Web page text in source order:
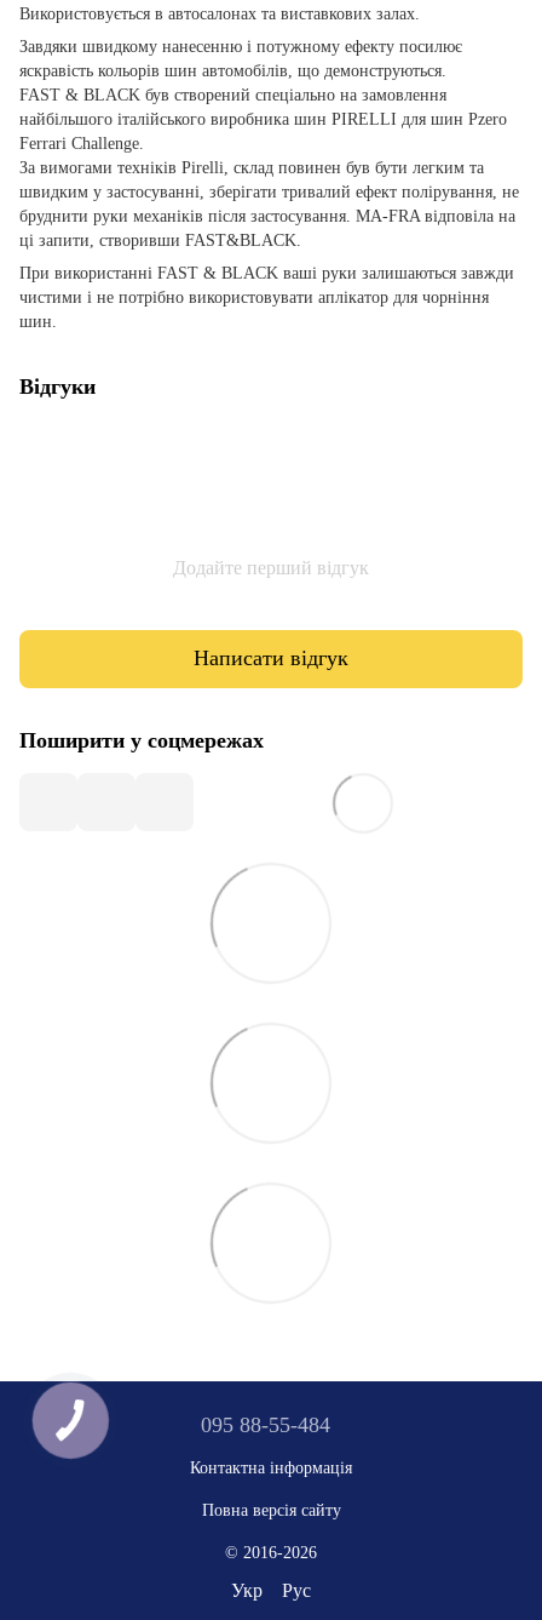
Використовується в автосалонах та виставкових залах.
Завдяки швидкому нанесенню і потужному ефекту посилює
яскравість кольорів шин автомобілів, що демонструються.
FAST & BLACK був створений спеціально на замовлення
найбільшого італійського виробника шин PIRELLI для шин Pzero
Ferrari Challenge.
За вимогами техніків Pirelli, склад повинен був бути легким та
швидким у застосуванні, зберігати тривалий ефект полірування, не
бруднити руки механіків після застосування. MA-FRA відповіла на
ці запити, створивши FAST&BLACK.
При використанні FAST & BLACK ваші руки залишаються завжди
чистими і не потрібно використовувати аплікатор для чорніння
шин.
Відгуки
Додайте перший відгук
Написати відгук
Поширити у соцмережах
095 88-55-484
Контактна інформація
Повна версія сайту
© 2016-2026
Укр Рус